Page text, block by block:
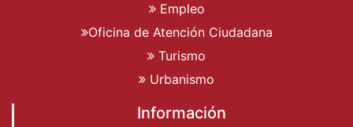
Empleo
Oficina de Atención Ciudadana
Turismo
Urbanismo
Información